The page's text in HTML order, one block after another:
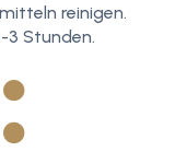
reinigen.
Stunden.